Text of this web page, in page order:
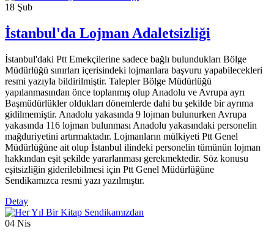
18 Şub
İstanbul'da Lojman Adaletsizliği